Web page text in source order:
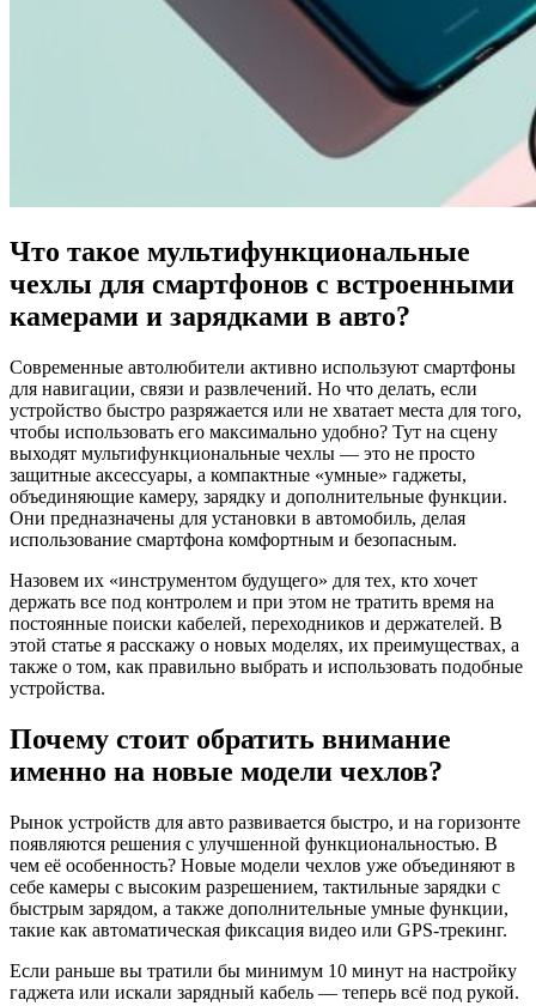
Что такое мультифункциональные
чехлы для смартфонов с встроенными
камерами и зарядками в авто?
Современные автолюбители активно используют смартфоны
для навигации, связи и развлечений. Но что делать, если
устройство быстро разряжается или не хватает места для того,
чтобы использовать его максимально удобно? Тут на сцену
выходят мультифункциональные чехлы — это не просто
защитные аксессуары, а компактные «умные» гаджеты,
объединяющие камеру, зарядку и дополнительные функции.
Они предназначены для установки в автомобиль, делая
использование смартфона комфортным и безопасным.
Назовем их «инструментом будущего» для тех, кто хочет
держать все под контролем и при этом не тратить время на
постоянные поиски кабелей, переходников и держателей. В
этой статье я расскажу о новых моделях, их преимуществах, а
также о том, как правильно выбрать и использовать подобные
устройства.
Почему стоит обратить внимание
именно на новые модели чехлов?
Рынок устройств для авто развивается быстро, и на горизонте
появляются решения с улучшенной функциональностью. В
чем её особенность? Новые модели чехлов уже объединяют в
себе камеры с высоким разрешением, тактильные зарядки с
быстрым зарядом, а также дополнительные умные функции,
такие как автоматическая фиксация видео или GPS-трекинг.
Если раньше вы тратили бы минимум 10 минут на настройку
гаджета или искали зарядный кабель — теперь всё под рукой.